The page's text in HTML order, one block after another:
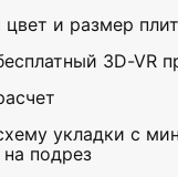
и размер
3D-VR
укладки с
подрез